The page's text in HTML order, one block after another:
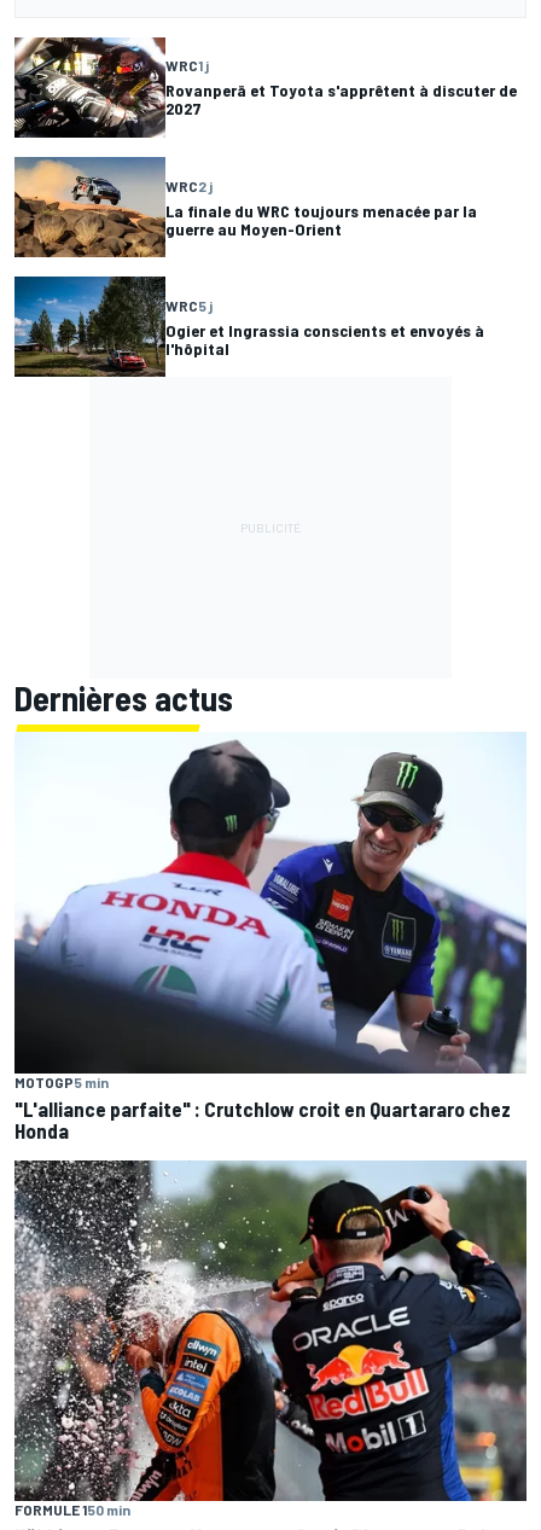
WRC1 j
Rovanperä et Toyota s'apprêtent à discuter de
2027
WRC2 j
La finale du WRC toujours menacée par la
guerre au Moyen-Orient
WRC5 j
Ogier et Ingrassia conscients et envoyés à
l'hôpital
Dernières actus
MOTOGP5 min
"L'alliance parfaite" : Crutchlow croit en Quartararo chez
Honda
FORMULE 150 min